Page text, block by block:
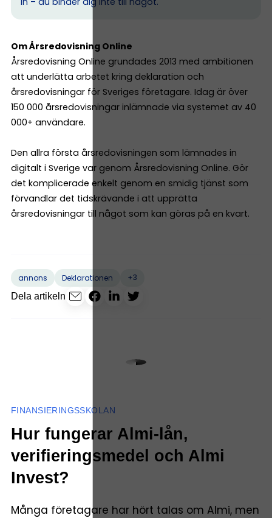
Om Årsredovisning Online
Årsredovisning Online grundades 2013 med ambitionen
att underlätta arbetet kring deklaration och
årsredovisningar för Sveriges företagare. Idag är över
150 000 årsredovisningar inlämnade via systemet av 40
000+ användare.
Den allra första årsredovisningen som lämnades in
digitalt i Sverige var genom Årsredovisning Online. Gör
det komplicerade enkelt genom en smidig tjänst som
förvandlar det tidskrävande i att upprätta
årsredovisningar till något som kan göras på en kvart.
annons Deklarationen
+3
Dela artikeln
FINANSIERINGSSKOLAN
Hur fungerar Almi-lån,
verifieringsmedel och Almi
Invest?
Många företagare har hört talas om Almi, men